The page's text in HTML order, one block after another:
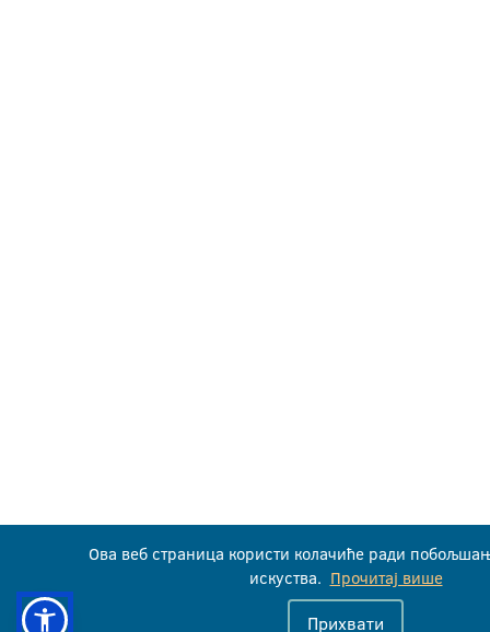
Ова веб страница користи колачиће ради
искуства. Прочитај више
Прихвати